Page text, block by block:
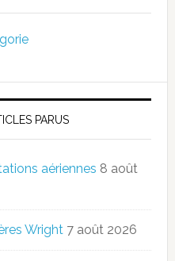
PARUS
aériennes 8 août
Wright 7 août 2026